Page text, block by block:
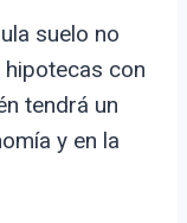
suelo no
con
tendrá un
y en la